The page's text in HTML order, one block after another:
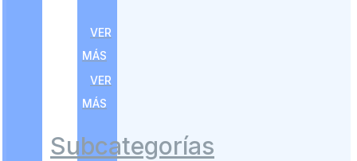
VER
MÁS
VER
MÁS
Subcategorías